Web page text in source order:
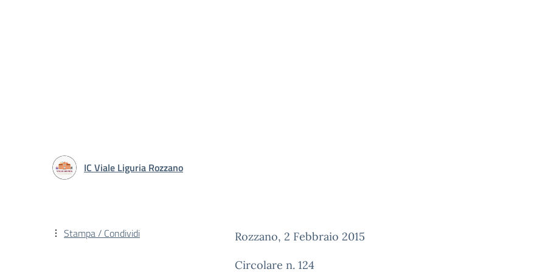
IC Viale Liguria Rozzano
Rozzano, 2 Febbraio 2015
Circolare n. 124
Stampa / Condividi